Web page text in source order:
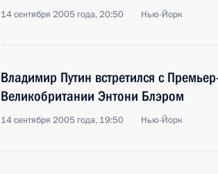
14 сентября 2005 года, 20:50 Нью-Йорк
Владимир Путин встретился с
Великобритании Энтони Блэром
14 сентября 2005 года, 19:50 Нью-Йорк